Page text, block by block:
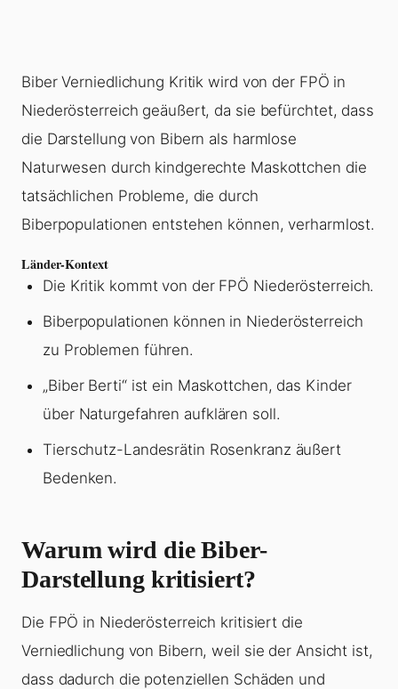
Biber Verniedlichung Kritik wird von der FPÖ in
Niederösterreich geäußert, da sie befürchtet, dass
die Darstellung von Bibern als harmlose
Naturwesen durch kindgerechte Maskottchen die
tatsächlichen Probleme, die durch
Biberpopulationen entstehen können, verharmlost.
Länder-Kontext
Die Kritik kommt von der FPÖ Niederösterreich.
Biberpopulationen können in Niederösterreich
zu Problemen führen.
„Biber Berti“ ist ein Maskottchen, das Kinder
über Naturgefahren aufklären soll.
Tierschutz-Landesrätin Rosenkranz äußert
Bedenken.
Warum wird die Biber-
Darstellung kritisiert?
Die FPÖ in Niederösterreich kritisiert die
Verniedlichung von Bibern, weil sie der Ansicht ist,
dass dadurch die potenziellen Schäden und